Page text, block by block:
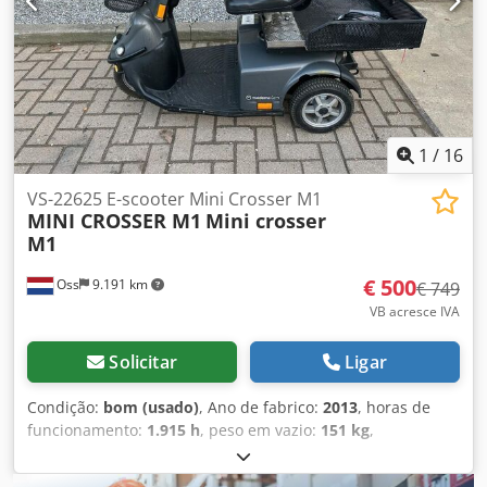
1 / 16
Oss 9.191 km
VS-22625 E-scooter Mini Crosser M1
MINI CROSSER M1 Mini crosser
M1
€ 500€ 749
VB acresce IVA
Solicitar Ligar
Condição: bom (usado), Ano de fabrico: 2013, horas de
funcionamento: 1.915 h, peso em vazio: 151 kg,
, ACABÁMOS DE RECEBER 4
UNIDADES. Scooter/veículo elétrico para mobilidade